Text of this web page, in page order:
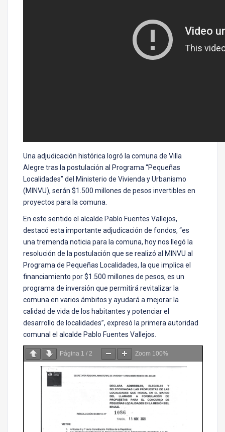
Una adjudicación histórica logró la comuna de Villa
Alegre tras la postulación al Programa “Pequeñas
Localidades” del Ministerio de Vivienda y Urbanismo
(MINVU), serán $1.500 millones de pesos invertibles en
proyectos para la comuna.
En este sentido el alcalde Pablo Fuentes Vallejos,
destacó esta importante adjudicación de fondos, “es
una tremenda noticia para la comuna, hoy nos llegó la
resolución de la postulación que se realizó al MINVU al
Programa de Pequeñas Localidades, la que implica el
financiamiento por $1.500 millones de pesos, es un
programa de inversión que permitirá revitalizar la
comuna en varios ámbitos y ayudará a mejorar la
calidad de vida de los habitantes y potenciar el
desarrollo de localidades”, expresó la primera autoridad
comunal el alcalde Pablo Fuentes Vallejos.
Página 1 / 2 Zoom 100%